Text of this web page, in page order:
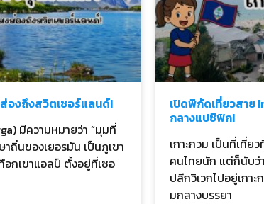
องถึงสวิตเซอร์แลนด์!
มีความหมายว่า “มุมที่
ถิ่นของเยอรมัน เป็นภูเขา
กเขาแอลป์ ตั้งอยู่ที่เซอ
เปิดพิกัดเที่ยวสาย
กลางแปซิฟิก!
เกาะกวม เป็นที่เที่ย
คนไทยนัก แต่ก็นับว่
ปลีกวิเวกไปอยู่เกา
มกลางบรรยา